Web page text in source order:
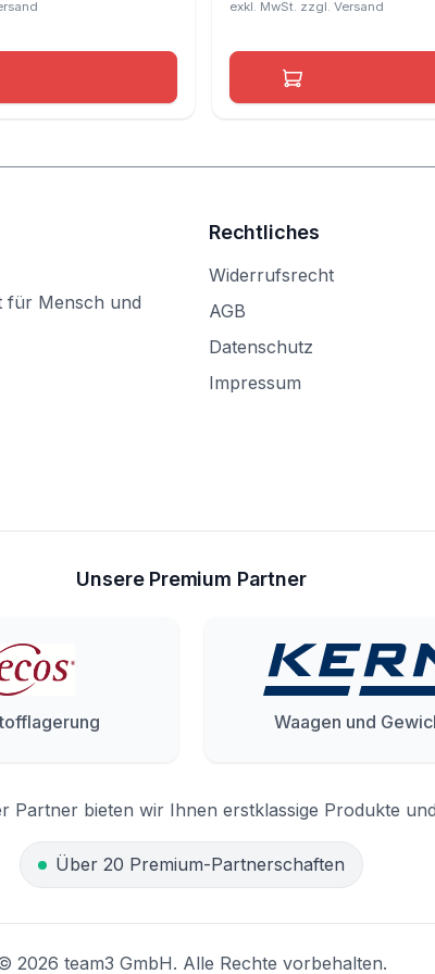
für Mensch und
Rechtliches
Widerrufsrecht
AGB
Datenschutz
Impressum
Unsere Premium Partner
Waagen und
Partner bieten wir Ihnen erstklassige Produkte
Über 20 Premium-Partnerschaften
2026 team3 GmbH. Alle Rechte vorbehalten.